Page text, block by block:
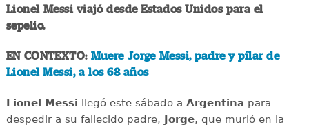
Lionel Messiviajó desde Estados Unidos para el
sepelio.
EN CONTEXTO: Muere Jorge Messi, padre y pilar de
Lionel Messi, a los 68 años
Lionel Messi llegó este sábado a Argentina para
despedir a su fallecido padre,
Jorge, que murió en la